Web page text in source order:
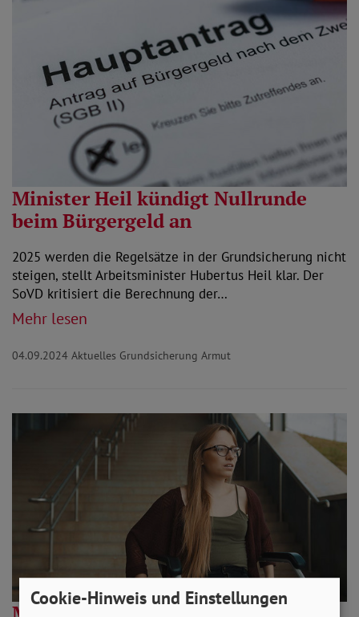
Minister Heil kündigt Nullrunde
beim Bürgergeld an
2025 werden die Regelsätze in der Grundsicherung nicht
steigen, stellt Arbeitsminister Hubertus Heil klar. Der
SoVD kritisiert die Berechnung der…
Mehr lesen
04.09.2024 Aktuelles Grundsicherung Armut
Cookie-Hinweis und Einstellungen